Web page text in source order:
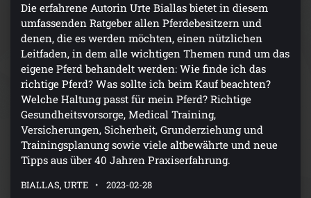
Die erfahrene Autorin Urte Biallas bietet in diesem
umfassenden Ratgeber allen Pferdebesitzern und
denen, die es werden möchten, einen nützlichen
Leitfaden, in dem alle wichtigen Themen rund um das
eigene Pferd behandelt werden: Wie finde ich das
richtige Pferd? Was sollte ich beim Kauf beachten?
Welche Haltung passt für mein Pferd? Richtige
Gesundheitsvorsorge, Medical Training,
Versicherungen, Sicherheit, Grunderziehung und
Trainingsplanung sowie viele altbewährte und neue
Tipps aus über 40 Jahren Praxiserfahrung.
BIALLAS, URTE 2023-02-28